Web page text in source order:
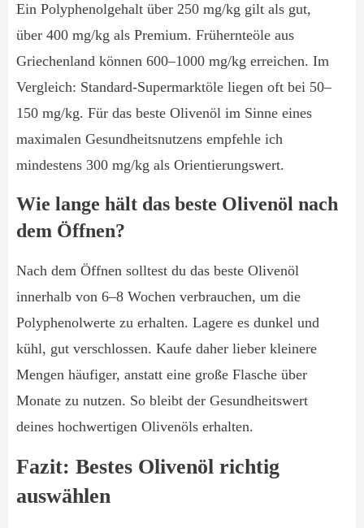
Ein Polyphenolgehalt über 250 mg/kg gilt als gut,
über 400 mg/kg als Premium. Frühernteöle aus
Griechenland können 600–1000 mg/kg erreichen. Im
Vergleich: Standard-Supermarktöle liegen oft bei 50–
150 mg/kg. Für das beste Olivenöl im Sinne eines
maximalen Gesundheitsnutzens empfehle ich
mindestens 300 mg/kg als Orientierungswert.
Wie lange hält das beste Olivenöl nach
dem Öffnen?
Nach dem Öffnen solltest du das beste Olivenöl
innerhalb von 6–8 Wochen verbrauchen, um die
Polyphenolwerte zu erhalten. Lagere es dunkel und
kühl, gut verschlossen. Kaufe daher lieber kleinere
Mengen häufiger, anstatt eine große Flasche über
Monate zu nutzen. So bleibt der Gesundheitswert
deines hochwertigen Olivenöls erhalten.
Fazit: Bestes Olivenöl richtig
auswählen